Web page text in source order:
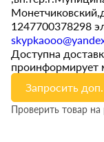
1247700378298
Доступна
проинформирует
Запросить
Проверить товар